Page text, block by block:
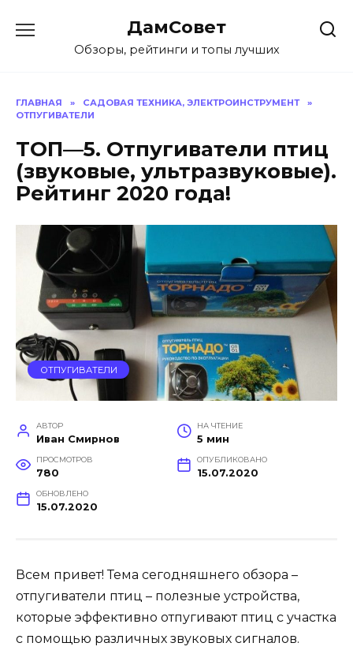
содержанию
ДамСовет
Обзоры, рейтинги и топы лучших
ГЛАВНАЯ » САДОВАЯ ТЕХНИКА, ЭЛЕКТРОИНСТРУМЕНТ
»
ОТПУГИВАТЕЛИ
ТОП—5. Отпугиватели птиц
(звуковые, ультразвуковые).
Рейтинг 2020 года!
ОТПУГИВАТЕЛИ
АВТОР
Иван Смирнов
НА ЧТЕНИЕ
5 мин
ПРОСМОТРОВ
780
ОПУБЛИКОВАНО
15.07.2020
ОБНОВЛЕНО
15.07.2020
Всем привет! Тема сегодняшнего обзора –
отпугиватели птиц – полезные устройства,
которые эффективно отпугивают птиц с участка
с помощью различных звуковых сигналов.